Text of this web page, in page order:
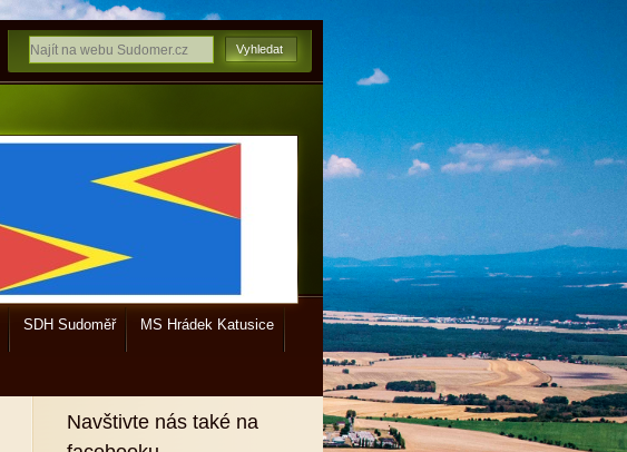
SDH Sudoměř MS Hrádek Katusice
Navštivte nás také na